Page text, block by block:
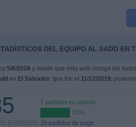
DEL EQUIPO AL SADD EN
5/8/2026 y desde que esta web recoge los
en El Salvador, que fue el 11/12/2019,
7 partidos en abierto
20%
28 partidos de pago